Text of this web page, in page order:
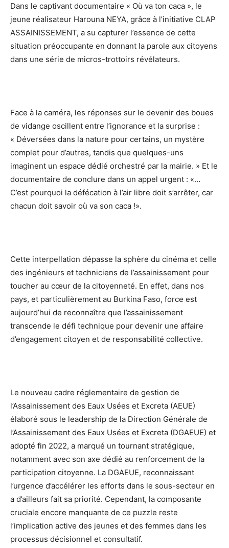
Dans le captivant documentaire « Où va ton caca », le
jeune réalisateur Harouna NEYA, grâce à l’initiative CLAP
ASSAINISSEMENT, a su capturer l’essence de cette
situation préoccupante en donnant la parole aux citoyens
dans une série de micros-trottoirs révélateurs.
Face à la caméra, les réponses sur le devenir des boues
de vidange oscillent entre l’ignorance et la surprise :
« Déversées dans la nature pour certains, un mystère
complet pour d’autres, tandis que quelques-uns
imaginent un espace dédié orchestré par la mairie. » Et le
documentaire de conclure dans un appel urgent : «…
C’est pourquoi la défécation à l’air libre doit s’arrêter, car
chacun doit savoir où va son caca !».
Cette interpellation dépasse la sphère du cinéma et celle
des ingénieurs et techniciens de l’assainissement pour
toucher au cœur de la citoyenneté. En effet, dans nos
pays, et particulièrement au Burkina Faso, force est
aujourd’hui de reconnaître que l’assainissement
transcende le défi technique pour devenir une affaire
d’engagement citoyen et de responsabilité collective.
Le nouveau cadre réglementaire de gestion de
l’Assainissement des Eaux Usées et Excreta (AEUE)
élaboré sous le leadership de la Direction Générale de
l’Assainissement des Eaux Usées et Excreta (DGAEUE) et
adopté fin 2022, a marqué un tournant stratégique,
notamment avec son axe dédié au renforcement de la
participation citoyenne. La DGAEUE, reconnaissant
l’urgence d’accélérer les efforts dans le sous-secteur en
a d’ailleurs fait sa priorité. Cependant, la composante
cruciale encore manquante de ce puzzle reste
l’implication active des jeunes et des femmes dans les
processus décisionnel et consultatif.